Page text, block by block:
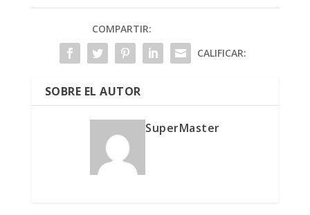
COMPARTIR:
CALIFICAR:
SOBRE EL AUTOR
SuperMaster